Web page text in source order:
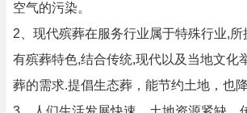
空气的污染。
2、现代殡葬在服务行业属于特殊行业,
有殡葬特色,结合传统,现代以及当地文化
葬的需求.提倡生态葬，能节约土地，也